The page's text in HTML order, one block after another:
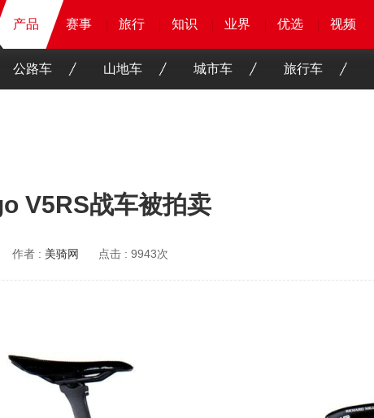
赛事 旅行 知识 业界 优选 骑客
产品 赛事 旅行 知识 业界 优选 骑客
产品 赛事 旅行 知识 业界 优选 视频
产品 赛事 旅行 知识 业界 优选 视频
公路车 山地车 城市车 旅行车
V5RS战车被拍卖
作者 : 美骑网 点击 : 9943次